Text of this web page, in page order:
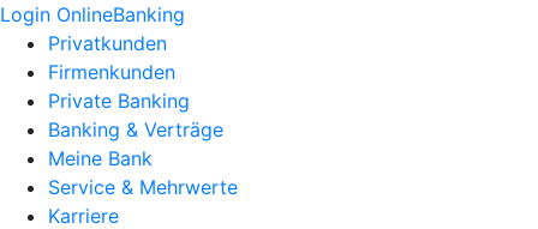
Login OnlineBanking
Privatkunden
Firmenkunden
Private Banking
Banking & Verträge
Meine Bank
Service & Mehrwerte
Karriere